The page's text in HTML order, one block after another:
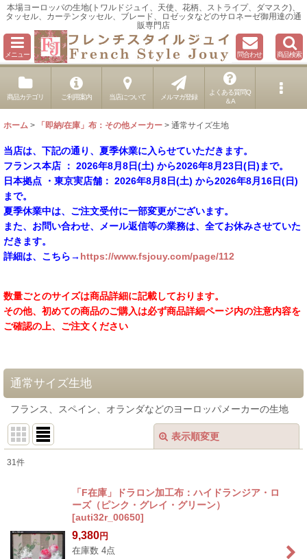
本場ヨーロッパの生地(トワルドジュイ、天使、花柄、ストライプ、ダマスク)、
タッセル、カーテンタッセル、ブレード、ロゼッタなどのサロネーゼ御用達の通
販専門店
メニュー 問合わせ 商品検索
商品カテゴリ ご利用案内 当店について メルマガ登録
よくある質問Q
＆A
ホーム > 「即納/在庫」布：その他メーカー > 通常サイズ生地
当店は、下記の通り、夏季休業に入らせていただきます。
フランス本店 ： 2026年8月8日(土) から2026年8月23日(日)まで。
日本拠点 ・東京実店舗： 2026年8月8日(土) から2026年8月16日(日)
まで。
夏季休業中は、ご注文受付に一部変更がございます。
また、お問い合わせ、メール返信等の業務は、全てお休みさせていた
だきます。
詳細は、こちら→ https://www.fsjouy.com/page/112
数量ごとのサイズは商品詳細に記載しております。
その他、初めての商品のご購入は必ず商品詳細ページ内の注意内容を
ご確認の上、ご注文ください
通常サイズ生地
フランス、スペイン、オランダなどのヨーロッパメーカーの生地
表示順変更
並び順:
31件
「F在庫」ドラロン加工布：ハイドランジア・ロ
ーズ（ピンク・グレイ・グリーン）
[auti32r_00650]
9,380円
在庫数 4点